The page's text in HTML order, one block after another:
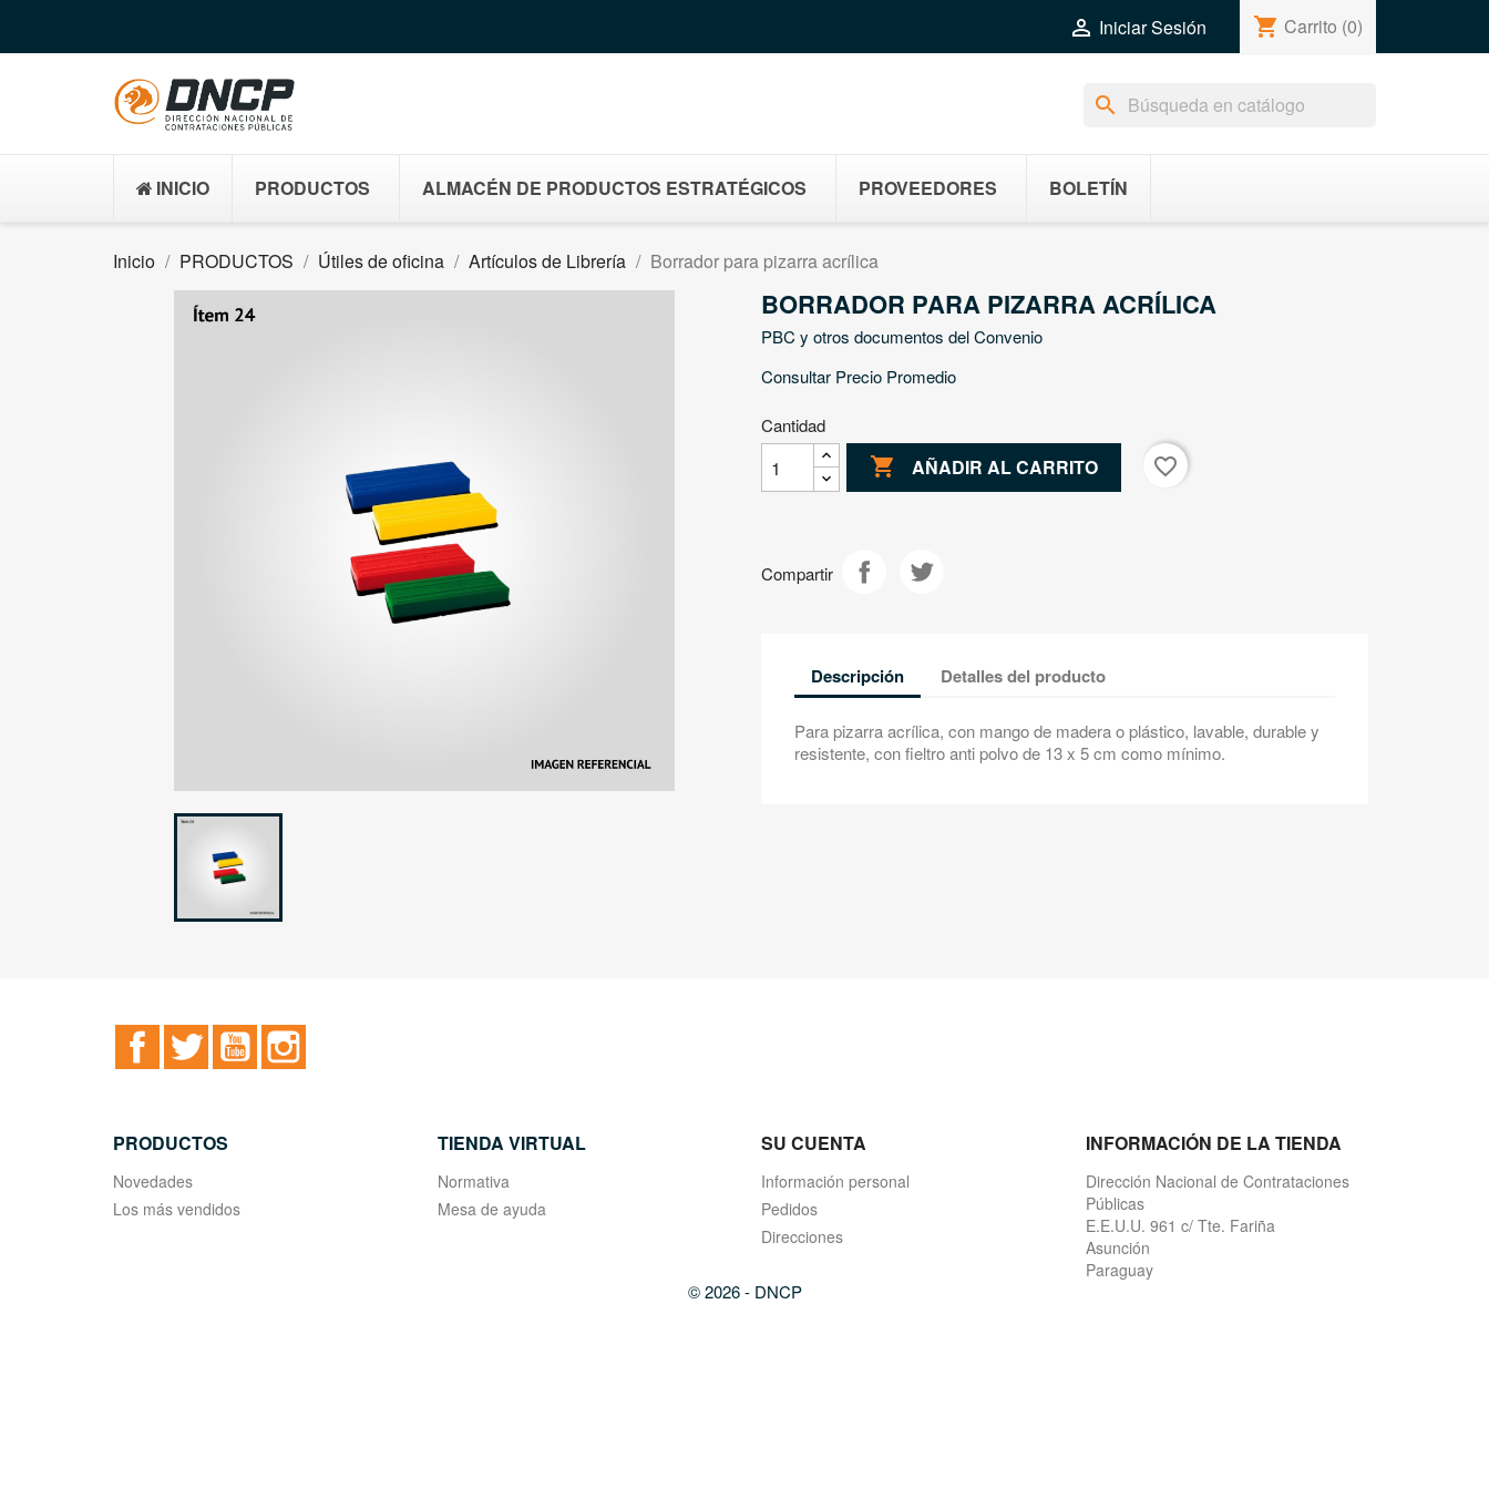
 Iniciar Sesión shopping_cart Carrito (0)
search
INICIO PRODUCTOS ALMACÉN DE PRODUCTOS ESTRATÉGICOS PROVEEDORES BOLETÍN
Inicio PRODUCTOS Útiles de oficina Artículos de Librería Borrador para pizarra acrílica
BORRADOR PARA PIZARRA ACRÍLICA
PBC y otros documentos del Convenio
Consultar Precio Promedio
Cantidad
 AÑADIR AL CARRITO favorite_border
Compartir
Descripción Detalles del producto
Para pizarra acrílica, con mango de madera o plástico, lavable, durable y
resistente, con fieltro anti polvo de 13 x 5 cm como mínimo.
FacebookTwitter YouTube
PRODUCTOS
Novedades
Los más vendidos
TIENDA VIRTUAL
Normativa
Mesa de ayuda
SU CUENTA
Información personal
Pedidos
Direcciones
INFORMACIÓN DE LA TIENDA
Dirección Nacional de Contrataciones
Públicas
E.E.U.U. 961 c/ Tte. Fariña
Asunción
Paraguay
© 2026 - DNCP